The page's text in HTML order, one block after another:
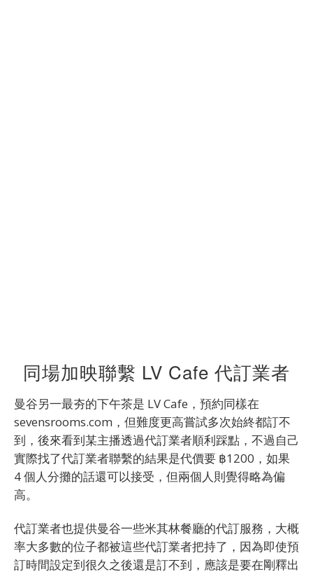
同場加映聯繫 LV Cafe 代訂業者
曼谷另一最夯的下午茶是 LV Cafe，預約同樣在
sevensrooms.com，但難度更高嘗試多次始終都訂不
到，後來看到某主播透過代訂業者順利踩點，不過自己
實際找了代訂業者聯繫的結果是代價要 ฿1200，如果
4 個人分攤的話還可以接受，但兩個人則覺得略為偏
高。
代訂業者也提供曼谷一些米其林餐廳的代訂服務，大概
率大多數的位子都被這些代訂業者把持了，因為即使預
訂時間設定到很久之後還是訂不到，應該是要在剛釋出